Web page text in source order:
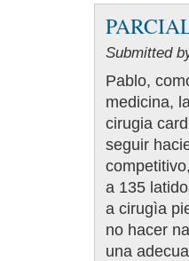
Submitted
Pablo,
medicina,
cirugia
seguir
a 135
a cirugìa
no hacer
una